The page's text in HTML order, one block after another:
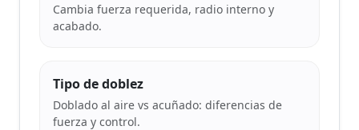
Cambia fuerza requerida, radio interno y
acabado.
Tipo de doblez
Doblado al aire vs acuñado: diferencias de
fuerza y control.